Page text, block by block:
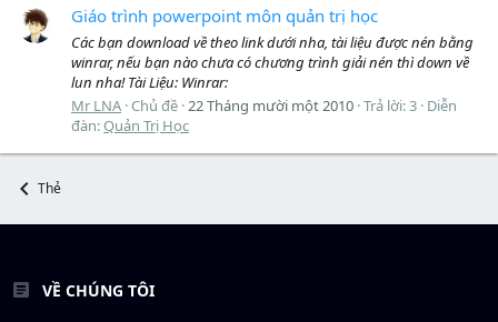
Giáo trình powerpoint môn quản trị học
Các bạn download về theo link dưới nha, tài liệu được nén bằng
winrar, nếu bạn nào chưa có chương trình giải nén thì down về
lun nha! Tài Liệu: Winrar:
Mr LNA Chủ đề 22 Tháng mười một 2010 Trả lời: 3 Diễn
đàn:Quản Trị Học
Thẻ
VỀ CHÚNG TÔI